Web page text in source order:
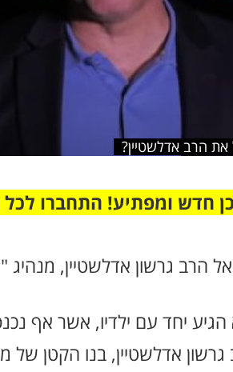
הרב אדלשטיין?
חדש ומפתיע! התחברו
הרב גרשון אדלשטיין,
יחד עם ילדיו, אשר אף
אדלשטיין, בנו הקטן של